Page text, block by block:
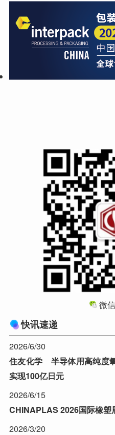
微
快讯速递
2026/6/30
住友化学 半导体用高纯度
实现100亿日元
2026/6/15
CHINAPLAS 2026国际橡塑
2026/3/20